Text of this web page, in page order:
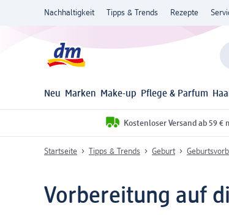
Nachhaltigkeit Tipps & Trends Rezepte
Neu Marken Make-up Pflege & Parfum
Kostenloser Versand ab 59 €
Startseite Tipps & Trends Geburt
Vorbereitung auf